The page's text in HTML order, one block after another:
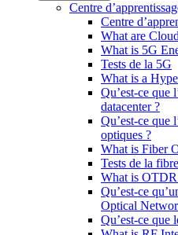
Centre
Centre
What are
What is 5G
Tests de la 5G
What is a
Qu’est-ce que
datacenter ?
Qu’est-ce que
optiques ?
What is Fiber
Tests de la
What is OTDR
Qu’est-ce
Optical
Qu’est-ce